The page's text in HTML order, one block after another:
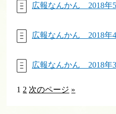
広報なんかん 2018年
広報なんかん 2018年
広報なんかん 2018年
1 2 次のページ »